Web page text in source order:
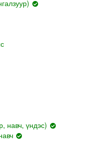
навч, үндэс)